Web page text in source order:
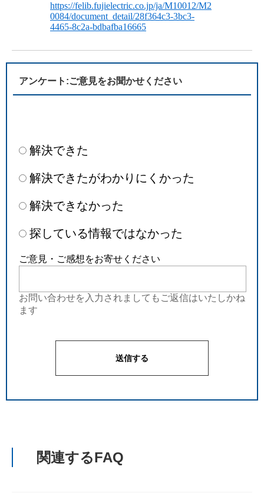
https://felib.fujielectric.co.jp/ja/M10012/M2
0084/document_detail/28f364c3-3bc3-
4465-8c2a-bdbafba16665
アンケート:ご意見をお聞かせください
解決できた
解決できたがわかりにくかった
解決できなかった
探している情報ではなかった
ご意見・ご感想をお寄せください
お問い合わせを入力されましてもご返信はいたしかね
ます
関連するFAQ